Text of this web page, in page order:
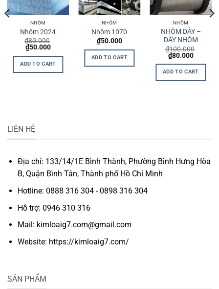
NHÔM
Nhôm 2024
₫80.000
Original
price
was:
₫80.000.
₫50.000Current
is:
₫50.000.
ADD TO CART
NHÔM
Nhôm 1070
₫50.000
ADD TO CART
NHÔM
NHÔM DÂY –
DÂY NHÔM
₫100.000
Original
price
was:
₫100.000.
₫80.000Current
is:
ADD TO CART
LIÊN HỆ
Địa chỉ: 133/14/1E Bình Thành, Phường Bình Hưng Hòa
B, Quận Bình Tân, Thành phố Hồ Chí Minh
Hotline: 0888 316 304 - 0898 316 304
Hỗ trợ: 0946 310 316
Mail: kimloaig7.com@gmail.com
Website: https://kimloaig7.com/
SẢN PHẨM